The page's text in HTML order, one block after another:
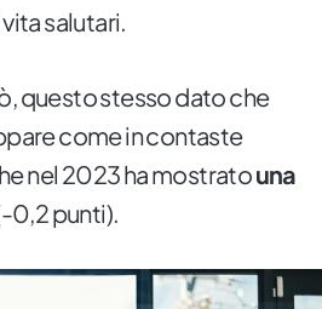
salutari.
questo stesso dato che
come in contaste
nel 2023 ha mostratouna
0,2 punti).